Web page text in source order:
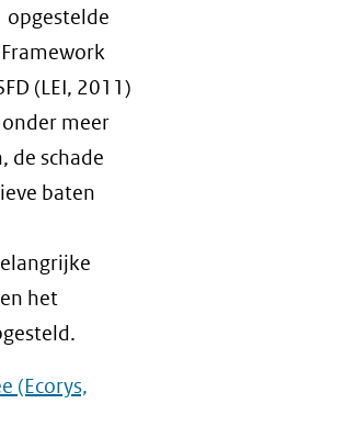
opgestelde
(LEI, 2011)
meer
de schade
baten
het
(Ecorys,